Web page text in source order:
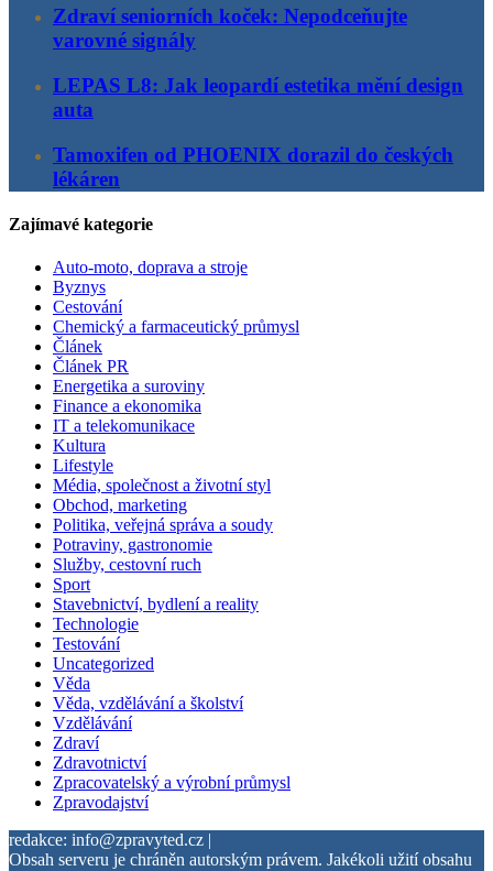
Zdraví seniorních koček: Nepodceňujte
varovné signály
LEPAS L8: Jak leopardí estetika mění design
auta
Tamoxifen od PHOENIX dorazil do českých
lékáren
Zajímavé kategorie
Auto-moto, doprava a stroje
Byznys
Cestování
Chemický a farmaceutický průmysl
Článek
Článek PR
Energetika a suroviny
Finance a ekonomika
IT a telekomunikace
Kultura
Lifestyle
Média, společnost a životní styl
Obchod, marketing
Politika, veřejná správa a soudy
Potraviny, gastronomie
Služby, cestovní ruch
Sport
Stavebnictví, bydlení a reality
Technologie
Testování
Uncategorized
Věda
Věda, vzdělávání a školství
Vzdělávání
Zdraví
Zdravotnictví
Zpracovatelský a výrobní průmysl
Zpravodajství
redakce: info@zpravyted.cz |
Obsah serveru je chráněn autorským právem. Jakékoli užití obsahu